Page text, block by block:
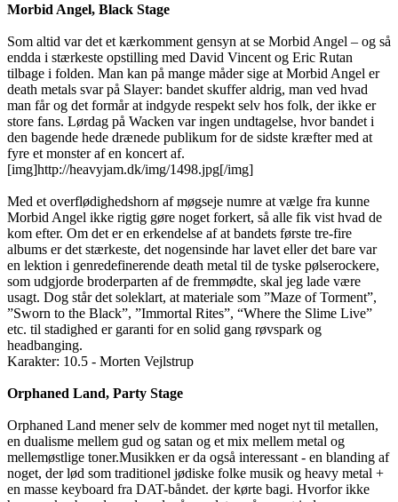
Morbid Angel, Black Stage
Som altid var det et kærkomment gensyn at se Morbid Angel – og så
endda i stærkeste opstilling med David Vincent og Eric Rutan
tilbage i folden. Man kan på mange måder sige at Morbid Angel er
death metals svar på Slayer: bandet skuffer aldrig, man ved hvad
man får og det formår at indgyde respekt selv hos folk, der ikke er
store fans. Lørdag på Wacken var ingen undtagelse, hvor bandet i
den bagende hede drænede publikum for de sidste kræfter med at
fyre et monster af en koncert af.
[img]http://heavyjam.dk/img/1498.jpg[/img]
Med et overflødighedshorn af møgseje numre at vælge fra kunne
Morbid Angel ikke rigtig gøre noget forkert, så alle fik vist hvad de
kom efter. Om det er en erkendelse af at bandets første tre-fire
albums er det stærkeste, det nogensinde har lavet eller det bare var
en lektion i genredefinerende death metal til de tyske pølserockere,
som udgjorde broderparten af de fremmødte, skal jeg lade være
usagt. Dog står det soleklart, at materiale som ”Maze of Torment”,
”Sworn to the Black”, ”Immortal Rites”, “Where the Slime Live”
etc. til stadighed er garanti for en solid gang røvspark og
headbanging.
Karakter: 10.5 - Morten Vejlstrup
Orphaned Land, Party Stage
Orphaned Land mener selv de kommer med noget nyt til metallen,
en dualisme mellem gud og satan og et mix mellem metal og
mellemøstlige toner.Musikken er da også interessant - en blanding af
noget, der lød som traditionel jødiske folke musik og heavy metal +
en masse keyboard fra DAT-båndet. der kørte bagi. Hvorfor ikke